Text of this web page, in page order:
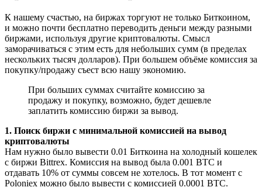
К нашему счастью, на биржах торгуют не только Биткоином,
и можно почти бесплатно переводить деньги между разными
биржами, используя другие криптовалюты. Смысл
заморачиваться с этим есть для небольших сумм (в пределах
нескольких тысяч долларов). При большем объёме комиссия за
покупку/продажу съест всю нашу экономию.
При больших суммах считайте комиссию за
продажу и покупку, возможно, будет дешевле
заплатить комиссию биржи за вывод.
1. Поиск биржи с минимальной комиссией на вывод
криптовалюты
Нам нужно было вывести 0.01 Биткоина на холодный кошелек
с биржи Bittrex. Комиссия на вывод была 0.001 BTC и
отдавать 10% от суммы совсем не хотелось. В тот момент с
Poloniex можно было вывести с комиссией 0.0001 BTC.